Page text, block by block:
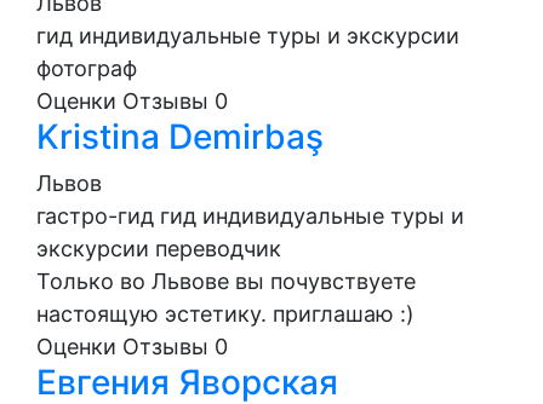
гид индивидуальные туры и экскурсии
фотограф
Оценки Отзывы 0
Kristina Demirbaş
Львов
гастро-гид гид индивидуальные туры и
экскурсии переводчик
Только во Львове вы почувствуете
настоящую эстетику. приглашаю :)
Оценки Отзывы 0
Евгения Яворская